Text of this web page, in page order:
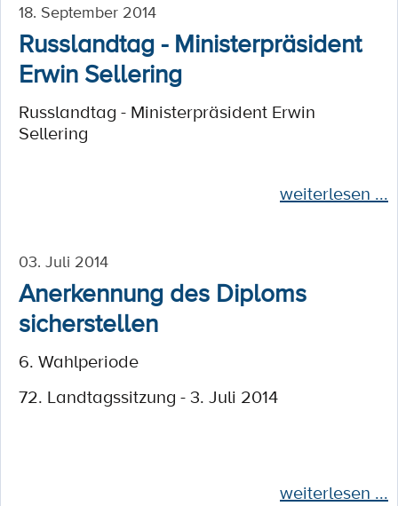
18. September 2014
Russlandtag - Ministerpräsident
Erwin Sellering
Russlandtag - Ministerpräsident Erwin
Sellering
weiterlesen ...
03. Juli 2014
Anerkennung des Diploms
sicherstellen
6. Wahlperiode
72. Landtagssitzung - 3. Juli 2014
weiterlesen ...